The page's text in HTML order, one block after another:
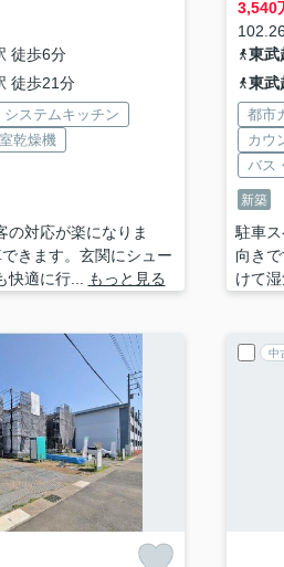
徒歩6分
徒歩21分
システムキッチン
乾燥機
の対応が楽になりま
きます。玄関にシュー
快適に行...
もっと見る
3,540
東武
東武
都市
カウ
バス
新築
駐車
向き
けて
中